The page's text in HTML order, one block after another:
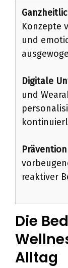
Konzepte
und
Digitale
und
reaktiver
Die
Alltag